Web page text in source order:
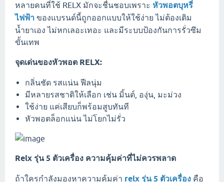
หลายคนที่ใช้ RELX มักจะชื่นชอบเพราะ หัวพอตบุหรี่
ไฟฟ้า ของแบรนด์นี้ถูกออกแบบให้ใช้ง่าย ไม่ต้องเติม
น้ำยาเอง ไม่หกเลอะเทอะ และมีระบบป้องกันการรั่วซึม
ขั้นเทพ
จุดเด่นของหัวพอต RELX:
กลิ่นชัด รสแน่น ฟีลนุ่ม
มีหลายรสชาติให้เลือก เช่น มิ้นต์, องุ่น, มะม่วง
ใช้ง่าย แค่เสียบก็พร้อมสูบทันที
หัวพอตล็อกแน่น ไม่โยกไม่รั่ว
Relx รุ่น 5 ตัวเครื่อง ความคุ้มค่าที่ไม่ควรพลาด
ถ้าใครกำลังมองหาความคุ้มค่า relx รุ่น 5 ตัวเครื่อง คือ